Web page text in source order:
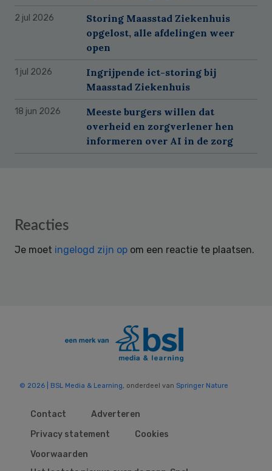
2 jul 2026
Storing Maasstad Ziekenhuis
opgelost, alle afdelingen weer
open
1 jul 2026
Ingrijpende ict-storing bij
Maasstad Ziekenhuis
18 jun 2026
Meeste burgers willen dat
overheid en zorgverlener hen
informeren over AI in de zorg
Reader
Reacties
Je moet ingelogd zijn op om een reactie te plaatsen.
© 2026 | BSL Media & Learning , onderdeel van Springer Nature
Contact
Adverteren
Privacy statement
Cookies
Voorwaarden